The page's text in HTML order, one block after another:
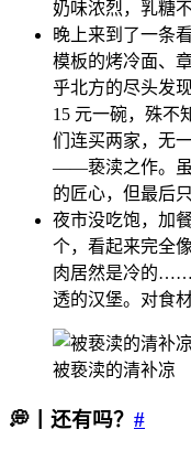
奶味浓烈，乳糖
晚上来到了一条
模板的烤冷面、
乎北方的尽头发
15 元一碗，殊不
们连买两家，无
——亵渎之作。虽
的匠心，但最后
夜市没吃饱，加
个，看起来完全
肉居然是冷的……
透的汉堡。对食
被亵渎的清补凉
💭丨还有吗？ #